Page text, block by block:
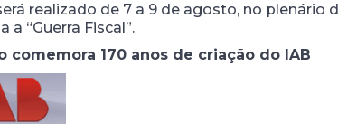
realizado de 7 a 9 de agosto, no plenário
a “Guerra Fiscal”.
comemora 170 anos de criação do IAB